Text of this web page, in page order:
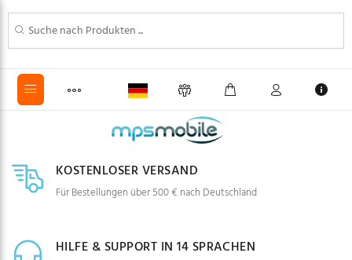
KOSTENLOSER VERSAND
Für Bestellungen über 500 € nach Deutschland
HILFE & SUPPORT IN 14 SPRACHEN